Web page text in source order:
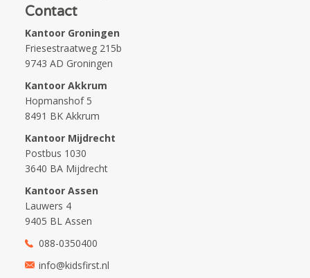
Contact
Kantoor Groningen
Friesestraatweg 215b
9743 AD Groningen
Kantoor Akkrum
Hopmanshof 5
8491 BK Akkrum
Kantoor Mijdrecht
Postbus 1030
3640 BA Mijdrecht
Kantoor Assen
Lauwers 4
9405 BL Assen
088-0350400
info@kidsfirst.nl